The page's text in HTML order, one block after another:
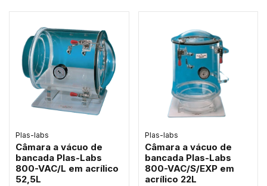
Plas-labs
Câmara a vácuo de
bancada Plas-Labs
800-VAC/L em acrílico
52,5L
Plas-labs
Câmara a vácuo de
bancada Plas-Labs
800-VAC/S/EXP em
acrílico 22L